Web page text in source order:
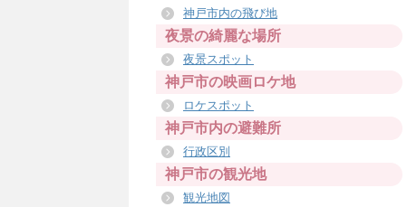
神戸市内の飛び地
夜景の綺麗な場所
夜景スポット
神戸市の映画ロケ地
ロケスポット
神戸市内の避難所
行政区別
神戸市の観光地
観光地図